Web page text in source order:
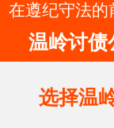
在遵纪守法的
温岭讨债
选择温